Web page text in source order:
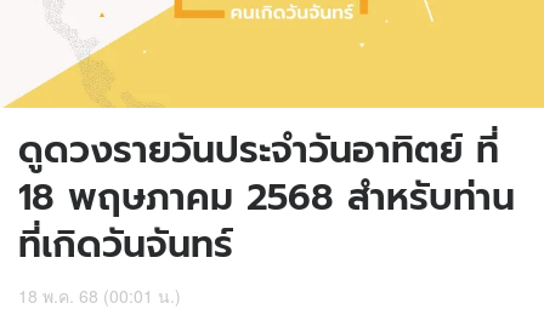
ดูดวงรายวันประจำวันอาทิตย์ ที่
18 พฤษภาคม 2568 สำหรับท่าน
ที่เกิดวันจันทร์
18 พ.ค. 68 (00:01 น.)